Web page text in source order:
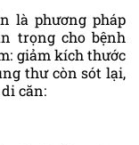
là phương pháp
trọng cho bệnh
giảm kích thước
thư còn sót lại,
căn: